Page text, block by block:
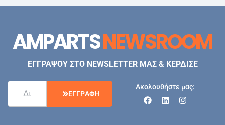
AMPARTSNEWSROOM
ΕΓΓΡΑΨΟΥ ΣΤΟ NEWSLETTER ΜΑΣ & ΚΕΡΔΙΣΕ
ΕΓΓΡΑΦΗ
Ακολουθήστε μας: